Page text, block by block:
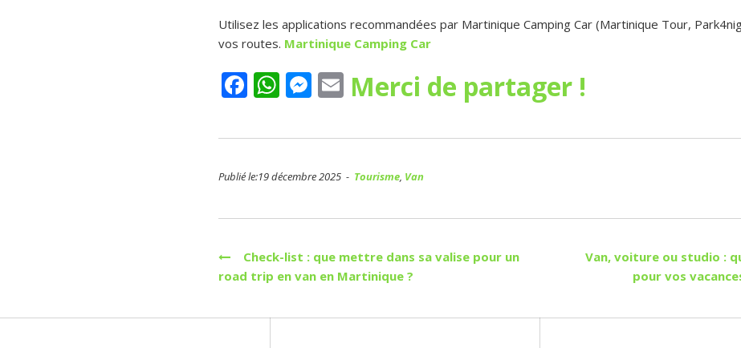
Utilisez les applications recommandées par Martinique Camping Car (Martinique Tour,
vos routes. Martinique Camping Car
Facebook
WhatsApp
Messenger
Email
Merci de partager !
Publié le:19 décembre 2025 - Tourisme, Van
Navigation
de
l’article
Check-list : que mettre dans sa valise pour un
road trip en van en Martinique ?
Van, voiture ou studio :
pour vos